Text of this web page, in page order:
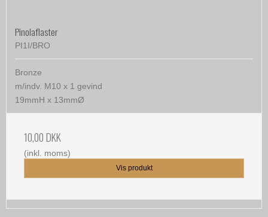
Pinolaflaster
PI1I/BRO
Bronze
m/indv. M10 x 1 gevind
19mmH x 13mmØ
10,00 DKK
(inkl. moms)
Vis produkt